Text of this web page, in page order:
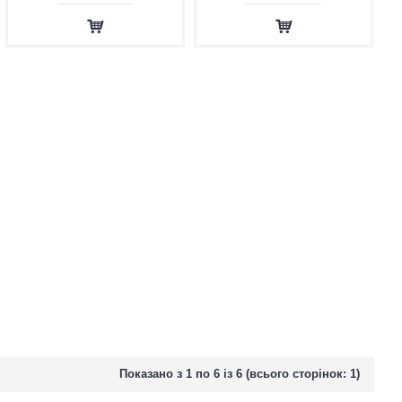
Показано з 1 по 6 із 6 (всього сторінок: 1)